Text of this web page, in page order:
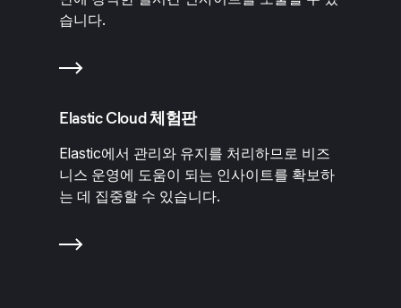
습니다.
Elastic Cloud 체험판
Elastic에서 관리와 유지를 처리하므로 비즈
니스 운영에 도움이 되는 인사이트를 확보하
는 데 집중할 수 있습니다.